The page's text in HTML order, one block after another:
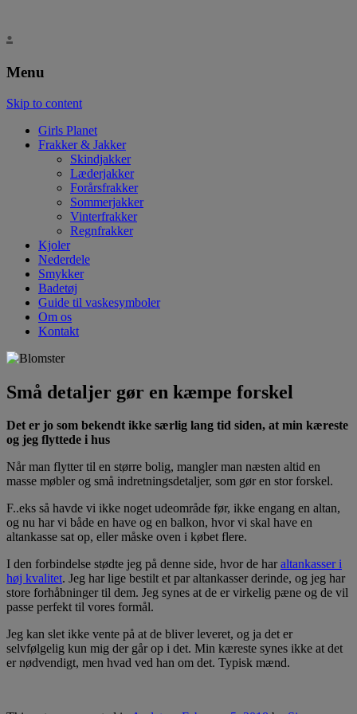
.
Menu
Skip to content
Girls Planet
Frakker & Jakker
Skindjakker
Læderjakker
Forårsfrakker
Sommerjakker
Vinterfrakker
Regnfrakker
Kjoler
Nederdele
Smykker
Badetøj
Guide til vaskesymboler
Om os
Kontakt
Små detaljer gør en kæmpe forskel
Det er jo som bekendt ikke særlig lang tid siden, at min kæreste
og jeg flyttede i hus
Når man flytter til en større bolig, mangler man næsten altid en
masse møbler og små indretningsdetaljer, som gør en stor forskel.
F..eks så havde vi ikke noget udeområde før, ikke engang en altan,
og nu har vi både en have og en balkon, hvor vi skal have en
altankasse sat op, eller måske oven i købet flere.
I den forbindelse stødte jeg på denne side, hvor de haraltankasser i
høj kvalitet. Jeg har lige bestilt et par altankasser derinde, og jeg har
store forhåbninger til dem. Jeg synes at de er virkelig pæne og de vil
passe perfekt til vores formål.
Jeg kan slet ikke vente på at de bliver leveret, og ja det er
selvfølgelig kun mig der går op i det. Min kæreste synes ikke at det
er nødvendigt, men hvad ved han om det. Typisk mænd.